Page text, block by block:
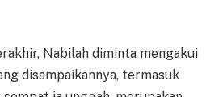
Nabilah diminta mengakui
disampaikannya, termasuk